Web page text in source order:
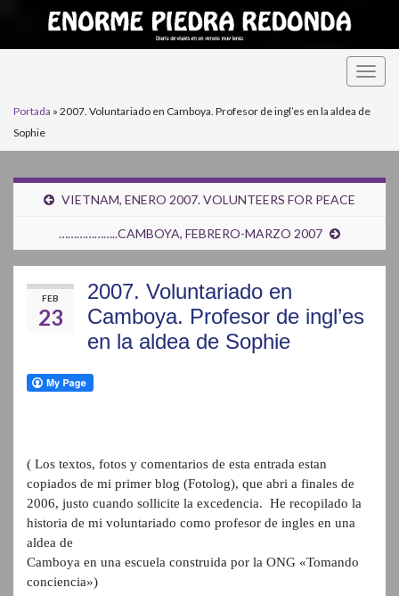
Portada » 2007. Voluntariado en Camboya. Profesor de ingl’es en la aldea de
Sophie
VIETNAM, ENERO 2007. VOLUNTEERS FOR PEACE
………………..CAMBOYA, FEBRERO-MARZO 2007
FEB
23
2007. Voluntariado en
Camboya. Profesor de ingl’es
en la aldea de Sophie
( Los textos, fotos y comentarios de esta entrada estan
copiados de mi primer blog (Fotolog), que abri a finales de
2006, justo cuando sollicite la excedencia. He recopilado la
historia de mi voluntariado como profesor de ingles en una
aldea de
Camboya en una escuela construida por la ONG «Tomando
conciencia»)